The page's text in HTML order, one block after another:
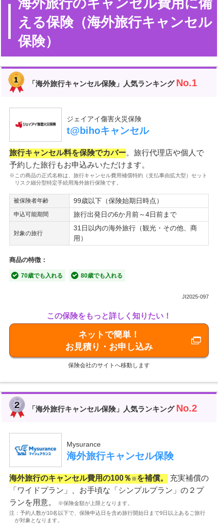
海外旅行のキャンセル費用に備
える保険（海外旅行キャンセル
保険）
「海外旅行キャンセル保険」人気ランキング No.1
ジェイアイ傷害火災保険
t@bihoキャンセル
旅行キャンセル料を保険でカバー。旅行代理店や個人で
予約した旅行もお申込みいただけます。
※この商品の正式名称は、旅行キャンセル費用補償特約（支払事由拡大型）セット
リスク細分型特定手続用海外旅行保険です。
被保険者年齢 99歳以下（保険始期日時点）
申込可能期間 旅行出発日の6か月前～4日前まで
対象の旅行
31日以内の海外旅行（観光・その他、商
用）
商品の特徴：
70歳でも入れる 80歳でも入れる
JI2025-097
この保険をもっと詳しく知りたい！
ネットで簡単！
お見積り・お申し込み
保険会社のサイトへ移動します
「海外旅行キャンセル保険」人気ランキング No.2
Mysurance
海外旅行キャンセル保険
海外旅行のキャンセル費用の100％ ※を補償。
充実補償の
「ワイドプラン」、お手頃な「シンプルプラン」の２プ
ランを用意。
※保険金額が上限となります。
注：予約人数が10名以下で、保険申込日を含め旅行開始日まで9日以上あるご旅行
が対象となります。